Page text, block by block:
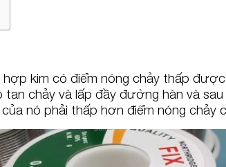
hợp kim có điểm nóng chảy thấp
tan chảy và lấp đầy đường hàn và
nó phải thấp hơn điểm nóng chảy